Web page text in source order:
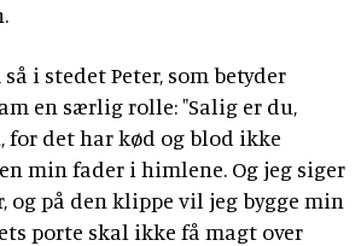
i stedet Peter, som betyder
en særlig rolle: "Salig er du,
for det har kød og blod ikke
min fader i himlene. Og jeg siger
og på den klippe vil jeg bygge min
porte skal ikke få magt over